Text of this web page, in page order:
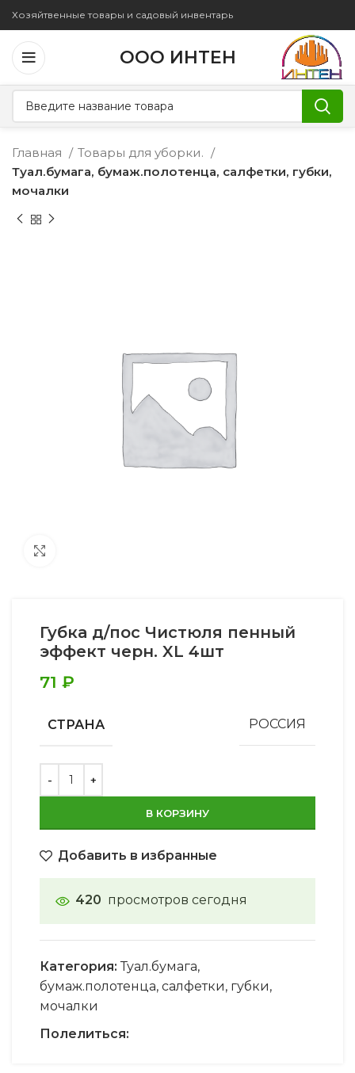
Хозяйтвенные товары и садовый инвентарь
ООО ИНТЕН
Главная
Товары для уборки.
Туал.бумага, бумаж.полотенца, салфетки, губки,
мочалки
Губка д/пос Чистюля пенный
эффект черн. XL 4шт
71 ₽
СТРАНА РОССИЯ
В КОРЗИНУ
Добавить в избранные
420 просмотров сегодня
Категория: Туал.бумага,
бумаж.полотенца, салфетки, губки,
мочалки
Полелиться: